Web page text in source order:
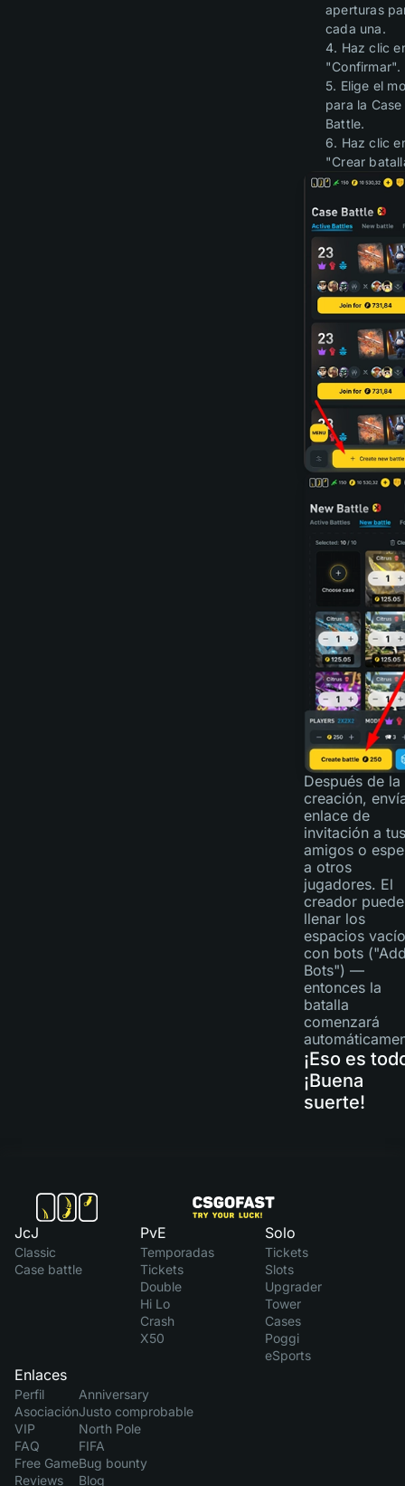
aperturas
cada una.
4. Haz clic
"Confirmar".
5. Elige el
para la Case
Battle.
6. Haz clic
"Crear
Después de la
creación,
enlace de
invitación a tus
amigos o
a otros
jugadores. El
creador puede
llenar los
espacios
con bots
Bots") —
entonces la
batalla
comenzará
¡Eso es
¡Buena
suerte!
JcJ
Classic
Case battle
PvE
Temporadas
Tickets
Double
Hi Lo
Crash
X50
Solo
Tickets
Slots
Upgrader
Tower
Cases
Poggi
eSports
Enlaces
Perfil
Asociación
VIP
FAQ
Free Game
Reviews
Anniversary
Justo comprobable
North Pole
FIFA
Bug bounty
Blog